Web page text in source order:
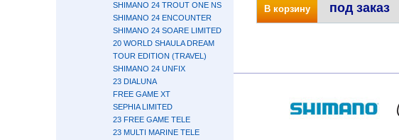
SHIMANO 24 TROUT ONE NS
SHIMANO 24 ENCOUNTER
SHIMANO 24 SOARE LIMITED
20 WORLD SHAULA DREAM
TOUR EDITION (TRAVEL)
SHIMANO 24 UNFIX
23 DIALUNA
FREE GAME XT
SEPHIA LIMITED
23 FREE GAME TELE
23 MULTI MARINE TELE
В корзину под заказ